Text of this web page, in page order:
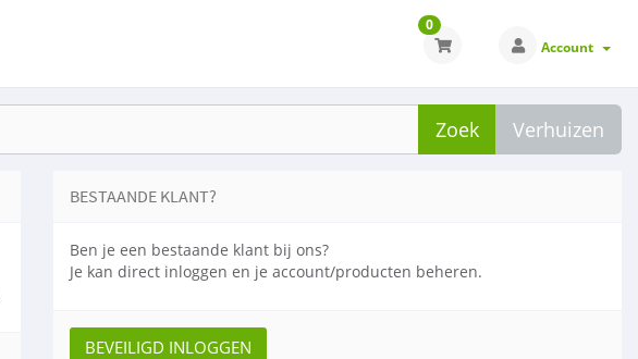
0
Account
Zoek Verhuizen
BESTAANDE KLANT?
Ben je een bestaande klant bij ons?
Je kan direct inloggen en je account/producten beheren.
BEVEILIGD INLOGGEN